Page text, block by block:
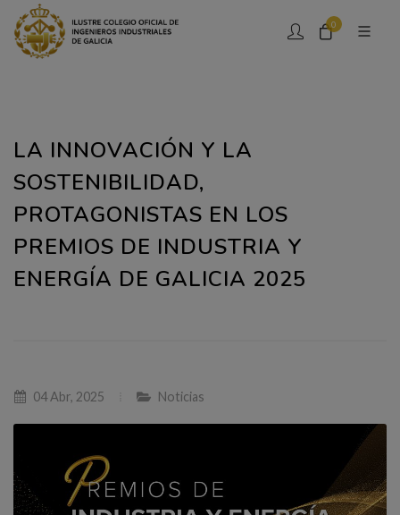
0
LA INNOVACIÓN Y LA
SOSTENIBILIDAD,
PROTAGONISTAS EN LOS
PREMIOS DE INDUSTRIA Y
ENERGÍA DE GALICIA 2025
04 Abr, 2025 Noticias